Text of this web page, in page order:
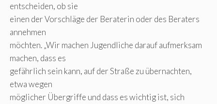
entscheiden, ob sie
einen der Vorschläge der Beraterin oder des Beraters
annehmen
möchten. „Wir machen Jugendliche darauf aufmerksam
machen, dass es
gefährlich sein kann, auf der Straße zu übernachten,
etwa wegen
möglicher Übergriffe und dass es wichtig ist, sich